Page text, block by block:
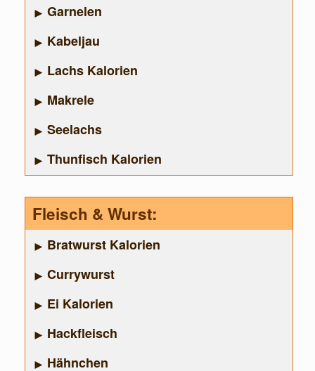
Garnelen
Kabeljau
Lachs Kalorien
Makrele
Seelachs
Thunfisch Kalorien
Fleisch & Wurst:
Bratwurst Kalorien
Currywurst
Ei Kalorien
Hackfleisch
Hähnchen